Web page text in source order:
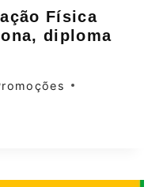
Física
diploma